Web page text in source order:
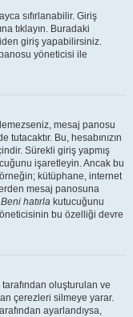
sıfırlanabilir. Giriş
tıklayın. Buradaki
giriş yapabilirsiniz.
yöneticisi ile
mesaj panosu
Bu, hesabınızın
Sürekli giriş yapmış
işaretleyin. Ancak bu
kütüphane, internet
mesaj panosuna
Beni hatırla kutucuğunu
bu özelliği devre
oluşturulan ve
çerezleri silmeye yarar.
ayarlandıysa,